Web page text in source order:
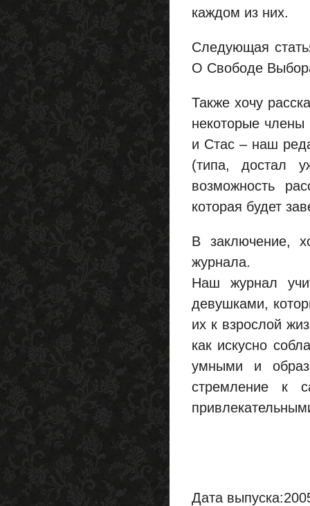
каждом из них.
Следующая
О Свободе
Также хочу
некоторые
и Стас – наш
(типа, достал
возможность
которая будет
В заключение,
журнала.
Наш журнал
девушками,
их к взрослой
как искусно
умными и
стремление к
Дата